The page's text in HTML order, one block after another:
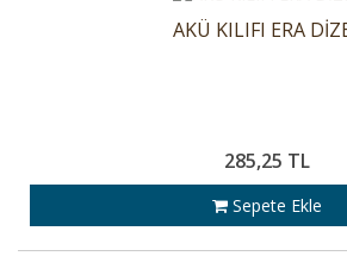
AKÜ KILIFI ERA
285,25 TL
Sepete Ekle